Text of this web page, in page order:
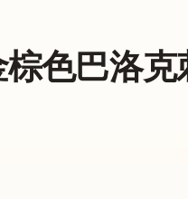
色巴洛